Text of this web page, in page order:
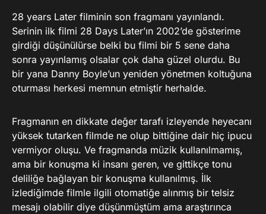
28 years Later filminin son fragmanı yayınlandı.
Serinin ilk filmi 28 Days Later’ın 2002’de gösterime
girdiği düşünülürse belki bu filmi bir 5 sene daha
sonra yayınlamış olsalar çok daha güzel olurdu. Bu
bir yana Danny Boyle’un yeniden yönetmen koltuğuna
oturması herkesi memnun etmiştir herhalde.
Fragmanın en dikkate değer tarafı izleyende heyecanı
yüksek tutarken filmde ne olup bittiğine dair hiç ipucu
vermiyor oluşu. Ve fragmanda müzik kullanılmamış,
ama bir konuşma ki insanı geren, ve gittikçe tonu
deliliğe bağlayan bir konuşma kullanılmış. İlk
izlediğimde filmle ilgili otomatiğe alınmış bir telsiz
mesajı olabilir diye düşünmüştüm ama araştırınca